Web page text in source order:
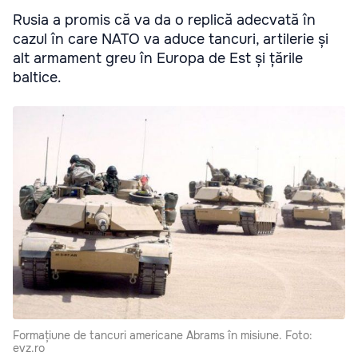
Rusia a promis că va da o replică adecvată în
cazul în care NATO va aduce tancuri, artilerie și
alt armament greu în Europa de Est și țările
baltice.
Formațiune de tancuri americane Abrams în misiune. Foto:
evz.ro